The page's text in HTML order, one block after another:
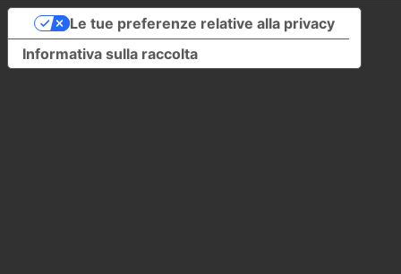
Informativa sulla raccolta
Le tue preferenze relative alla privacy